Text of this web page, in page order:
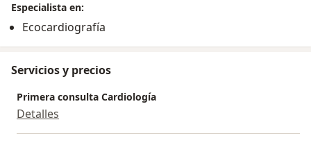
Especialista en:
Ecocardiografía
Servicios y precios
Primera consulta Cardiología
Detalles